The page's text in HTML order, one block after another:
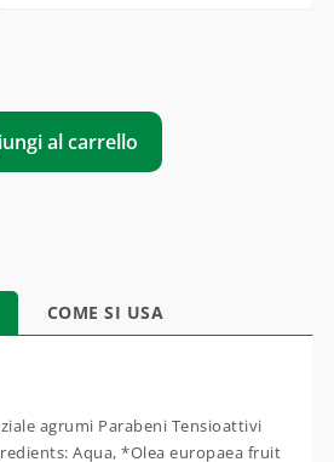
ESSENZIALI quantità
al carrello
COME SI USA
agrumi Parabeni Tensioattivi
Aqua, *Olea europaea fruit